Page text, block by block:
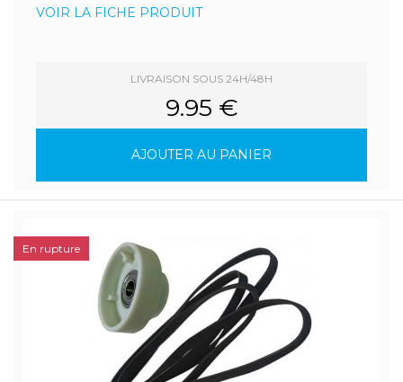
VOIR LA FICHE PRODUIT
LIVRAISON SOUS 24H/48H
9.95 €
AJOUTER AU PANIER
En rupture